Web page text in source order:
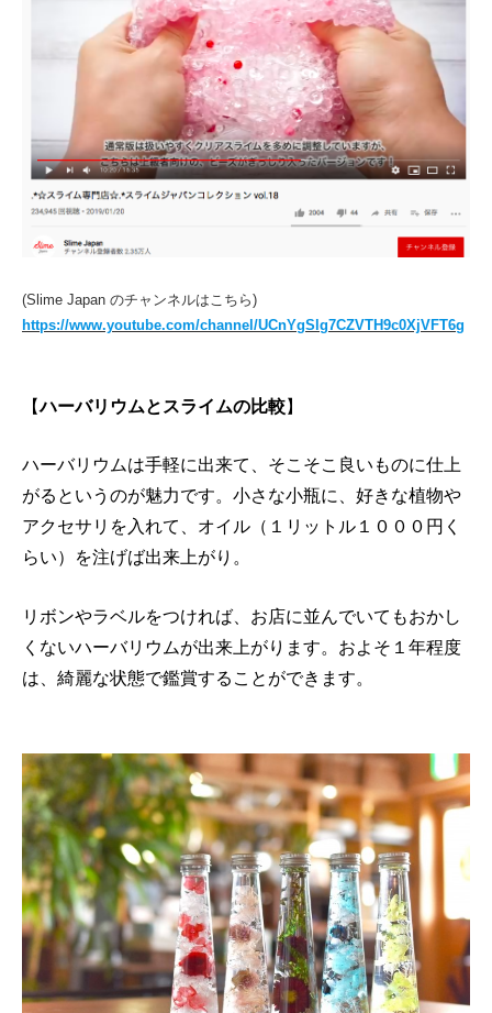
(Slime Japan のチャンネルはこちら)
https://www.youtube.com/channel/UCnYgSlg7CZVTH9c0XjVFT6g
【ハーバリウムとスライムの比較】
ハーバリウムは手軽に出来て、そこそこ良いものに仕上
がるというのが魅力です。小さな小瓶に、好きな植物や
アクセサリを入れて、オイル（１リットル１０００円く
らい）を注げば出来上がり。
リボンやラベルをつければ、お店に並んでいてもおかし
くないハーバリウムが出来上がります。およそ１年程度
は、綺麗な状態で鑑賞することができます。